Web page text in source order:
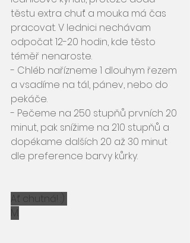
těstu extra chuť a mouka má čas
pracovat. V lednici nechávam
odpočat 12-20 hodin, kde těsto
téměř nenaroste.
- Chléb nařízneme 1 dlouhym řezem
a vsadíme na tál, pánev, nebo do
pekáče.
- Pečeme na 250 stupňů prvních 20
minut, pak snížime na 210 stupňů a
dopékame dalších 20 až 30 minut
dle preference barvy kůrky.
Ať chutná! :)
M.